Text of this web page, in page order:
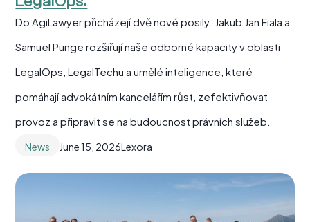
Do AgiLawyer přicházejí dvě nové posily. Jakub Jan Fiala a
Samuel Punge rozšiřují naše odborné kapacity v oblasti
LegalOps, LegalTechu a umělé inteligence, které
pomáhají advokátním kancelářím růst, zefektivňovat
provoz a připravit se na budoucnost právních služeb.
News June 15, 2026Lexora